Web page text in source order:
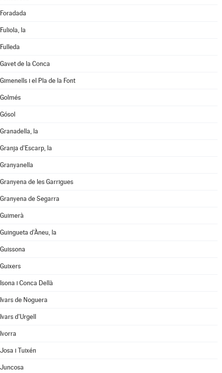
Foradada
Fuliola, la
Fulleda
Gavet de la Conca
Gimenells i el Pla de la Font
Golmés
Gósol
Granadella, la
Granja d'Escarp, la
Granyanella
Granyena de les Garrigues
Granyena de Segarra
Guimerà
Guingueta d'Àneu, la
Guissona
Guixers
Isona i Conca Dellà
Ivars de Noguera
Ivars d'Urgell
Ivorra
Josa i Tuixén
Juncosa